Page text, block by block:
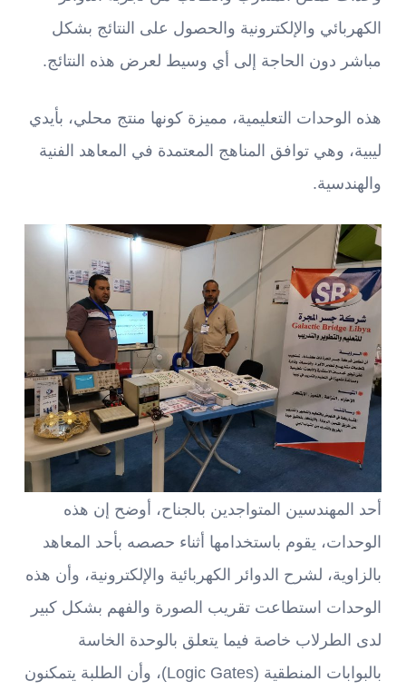
الكهربائي والإلكترونية والحصول على النتائج بشكل
مباشر دون الحاجة إلى أي وسيط لعرض هذه النتائج.
هذه الوحدات التعليمية، مميزة كونها منتج محلي، بأيدي
ليبية، وهي توافق المناهج المعتمدة في المعاهد الفنية
والهندسية.
أحد المهندسين المتواجدين بالجناح، أوضح إن هذه
الوحدات، يقوم باستخدامها أثناء حصصه بأحد المعاهد
بالزاوية، لشرح الدوائر الكهربائية والإلكترونية، وأن هذه
الوحدات استطاعت تقريب الصورة والفهم بشكل كبير
لدى الطرلاب خاصة فيما يتعلق بالوحدة الخاسة
بالبوابات المنطقية (Logic Gates)، وأن الطلبة يتمكنون